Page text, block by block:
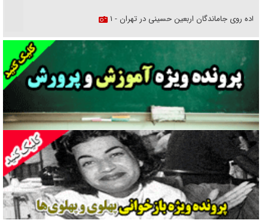
پیاده روی جاماندگان اربعین حسینی در تهران - ۱
فریاد‌ها و ناله‌های دوستان مبارزدلم را آتش می‌زد
تغییر رویه دشمن در ترور از شیخ فضل‌الله تا مصباح یزدی
خرید قسطی اولش خنده و آخرش گریه است!
فوتبال و آن «بالا»!
راهبرد غافلگیری با نسل جدید پهپاد‌ها
جنجال پزشکان تقلبی در صنعت زیبایی
یهودی‌ها در ادبیات داستانی اروپا؛ از شکسپیر تا دیکنز